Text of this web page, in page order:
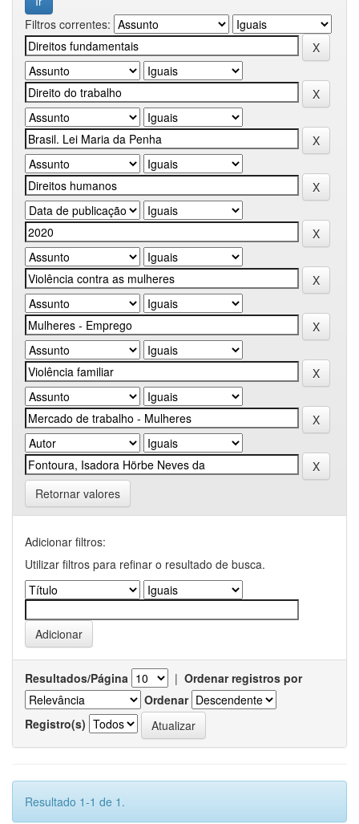
Filtros correntes:
Retornar valores
Adicionar filtros:
Utilizar filtros para refinar o resultado de busca.
Resultados/Página | Ordenar registros por
Ordenar
Registro(s)
Resultado 1-1 de 1.